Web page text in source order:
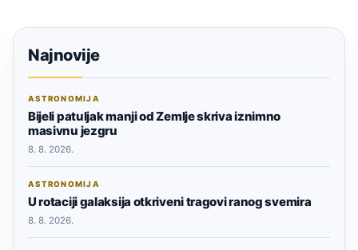
Najnovije
ASTRONOMIJA
Bijeli patuljak manji od Zemlje skriva iznimno
masivnu jezgru
8. 8. 2026.
ASTRONOMIJA
U rotaciji galaksija otkriveni tragovi ranog svemira
8. 8. 2026.